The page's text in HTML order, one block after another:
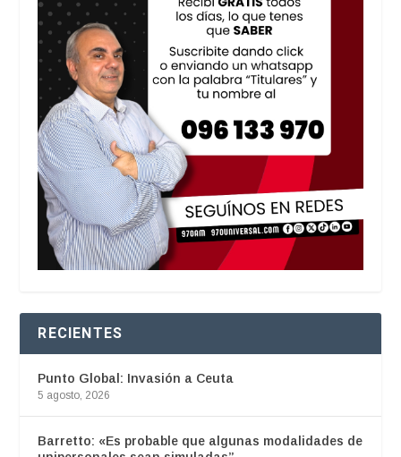
RECIENTES
Punto Global: Invasión a Ceuta
5 agosto, 2026
Barretto: «Es probable que algunas modalidades de